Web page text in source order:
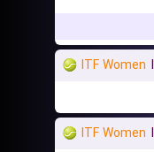
ITF Women
ITF Women